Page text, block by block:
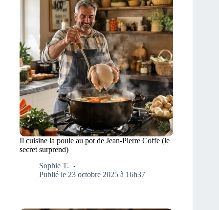
Il cuisine la poule au pot de Jean-Pierre Coffe (le
secret surprend)
Sophie T.
Publié le 23 octobre 2025 à 16h37